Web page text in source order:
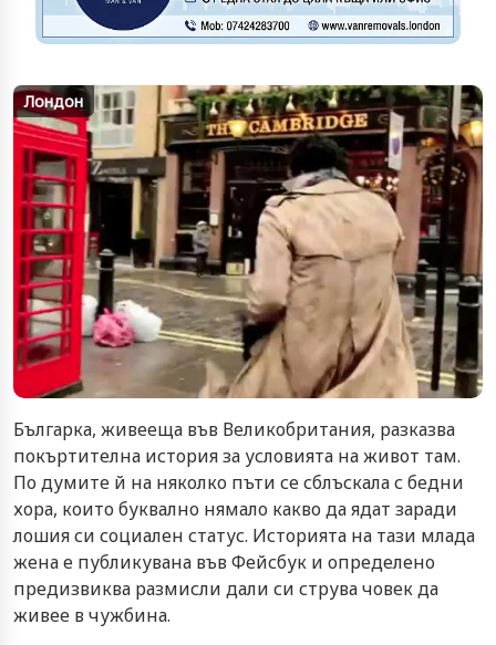
Лондон
Българка, живееща във Великобритания, разказва
покъртителна история за условията на живот там.
По думите й на няколко пъти се сблъскала с бедни
хора, които буквално нямало какво да ядат заради
лошия си социален статус. Историята на тази млада
жена е публикувана във Фейсбук и определено
предизвиква размисли дали си струва човек да
живее в чужбина.